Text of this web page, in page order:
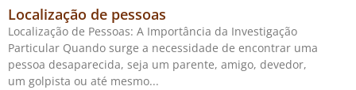
Localização de pessoas
Localização de Pessoas: A Importância da Investigação
Particular Quando surge a necessidade de encontrar uma
pessoa desaparecida, seja um parente, amigo, devedor,
um golpista ou até mesmo